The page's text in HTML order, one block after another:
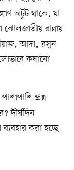
অটুট থাকে, যা
ঝোলজাতীয় রান্নায়
আদা, রসুন
কষানো
প্রশ্ন
দীর্ঘদিন
করা হচ্ছে